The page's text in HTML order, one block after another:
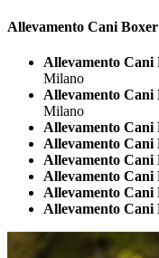
Allevamento Cani
Allevamento Cani
Milano
Allevamento
Milano
Allevamento Cani
Allevamento Cani
Allevamento Cani
Allevamento Cani
Allevamento Cani
Allevamento Cani